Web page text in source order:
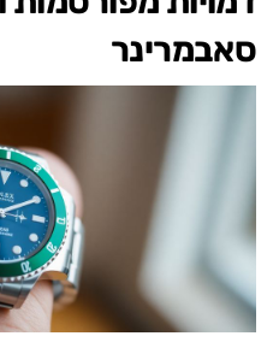
סאבמרינר